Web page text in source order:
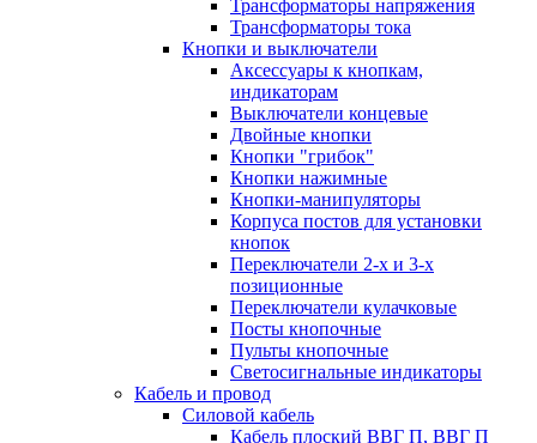
Трансформаторы напряжения
Трансформаторы тока
Кнопки и выключатели
Аксессуары к кнопкам,
индикаторам
Выключатели концевые
Двойные кнопки
Кнопки "грибок"
Кнопки нажимные
Кнопки-манипуляторы
Корпуса постов для установки
кнопок
Переключатели 2-х и 3-х
позиционные
Переключатели кулачковые
Посты кнопочные
Пульты кнопочные
Светосигнальные индикаторы
Кабель и провод
Силовой кабель
Кабель плоский ВВГ П, ВВГ П